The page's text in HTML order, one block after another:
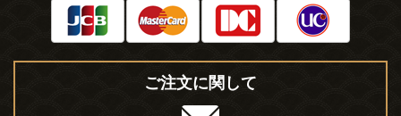
ご注文に関して